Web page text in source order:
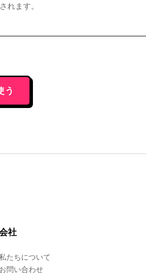
れます。
う
社
たちについて
お問い合わせ